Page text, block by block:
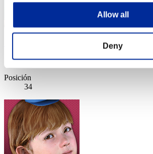
Allow all
Deny
Puntos:Missions30/57'46"10
Posición
34